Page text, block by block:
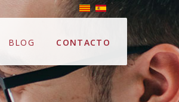
BLOG CONTACTO